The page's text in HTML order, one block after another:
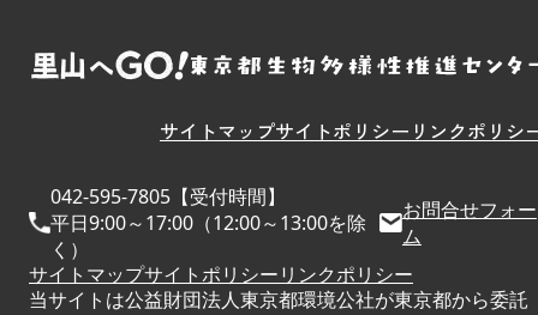
サイトマップサイトポリシー リンクポリシ
042-595-7805【受付時間】
平日9:00～17:00（12:00～13:00を除
く）
お問合せフォー
ム
サイトマップサイトポリシーリンクポリシー
当サイトは公益財団法人東京都環境公社が東京都から委託